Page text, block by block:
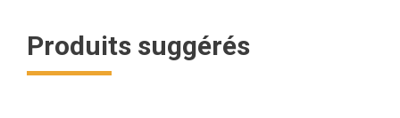
Produits suggérés